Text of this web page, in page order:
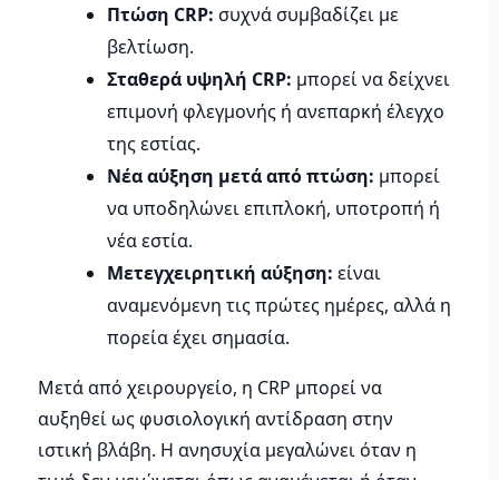
Πτώση CRP: συχνά συμβαδίζει με
βελτίωση.
Σταθερά υψηλή CRP: μπορεί να δείχνει
επιμονή φλεγμονής ή ανεπαρκή έλεγχο
της εστίας.
Νέα αύξηση μετά από πτώση: μπορεί
να υποδηλώνει επιπλοκή, υποτροπή ή
νέα εστία.
Μετεγχειρητική αύξηση: είναι
αναμενόμενη τις πρώτες ημέρες, αλλά η
πορεία έχει σημασία.
Μετά από χειρουργείο, η CRP μπορεί να
αυξηθεί ως φυσιολογική αντίδραση στην
ιστική βλάβη. Η ανησυχία μεγαλώνει όταν η